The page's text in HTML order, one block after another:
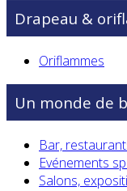
Drapeau &
Oriflammes
Un monde de
Bar,
Evénements
Salons,